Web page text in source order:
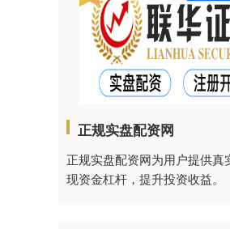
正规实盘配资网
正规实盘配资网为用户提供
现资金杠杆，提升投资收益。